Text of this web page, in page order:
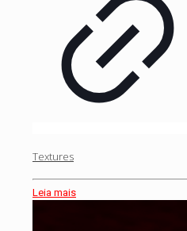
Textures
Leia mais